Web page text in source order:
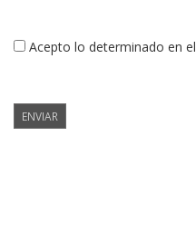
Acepto lo determinado en el
ENVIAR